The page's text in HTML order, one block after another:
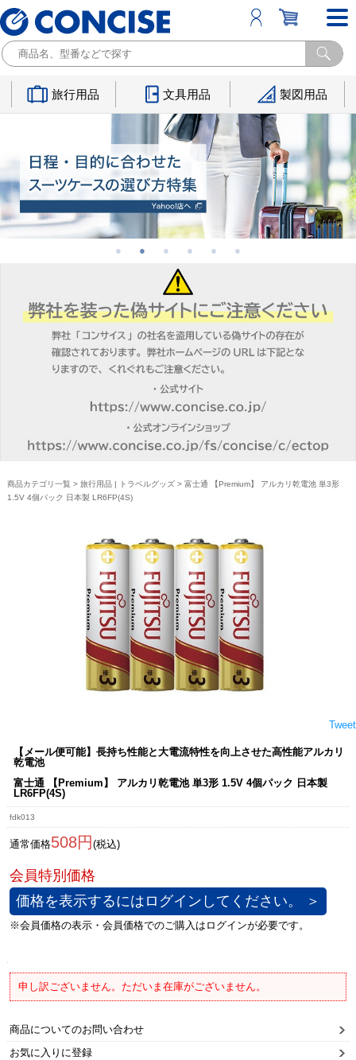
旅行用品 文具用品 製図用品
商品カテゴリ一覧 > 旅行用品 | トラベルグッズ> 富士通 【Premium】 アルカリ乾電池 単3形
1.5V 4個パック 日本製 LR6FP(4S)
Tweet
【メール便可能】長持ち性能と大電流特性を向上させた高性能アルカリ
乾電池
富士通 【Premium】 アルカリ乾電池 単3形 1.5V 4個パック 日本製
LR6FP(4S)
fdk013
通常価格508円 (税込)
価格を表示するにはログインしてください。 ＞
申し訳ございません。ただいま在庫がございません。
商品についてのお問い合わせ
お気に入りに登録